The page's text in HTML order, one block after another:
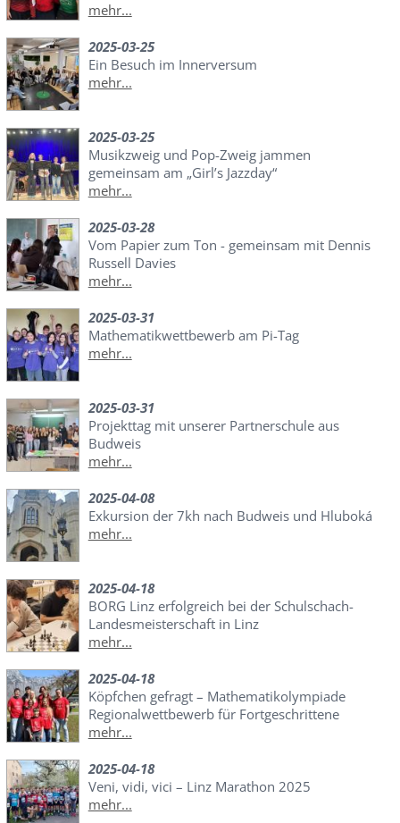
mehr...
2025-03-25
Ein Besuch im Innerversum
mehr...
2025-03-25
Musikzweig und Pop-Zweig jammen
gemeinsam am „Girl’s Jazzday“
mehr...
2025-03-28
Vom Papier zum Ton - gemeinsam mit Dennis
Russell Davies
mehr...
2025-03-31
Mathematikwettbewerb am Pi-Tag
mehr...
2025-03-31
Projekttag mit unserer Partnerschule aus
Budweis
mehr...
2025-04-08
Exkursion der 7kh nach Budweis und Hluboká
mehr...
2025-04-18
BORG Linz erfolgreich bei der Schulschach-
Landesmeisterschaft in Linz
mehr...
2025-04-18
Köpfchen gefragt – Mathematikolympiade
Regionalwettbewerb für Fortgeschrittene
mehr...
2025-04-18
Veni, vidi, vici – Linz Marathon 2025
mehr...